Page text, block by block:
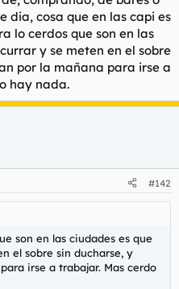
a Galicia, pues es una de
dia, cosa que en las capi es
lo cerdos que son en las
y se meten en el sobre
por la mañana para irse a
hay nada.
#142
son en las ciudades es que
el sobre sin ducharse, y
irse a trabajar. Mas cerdo